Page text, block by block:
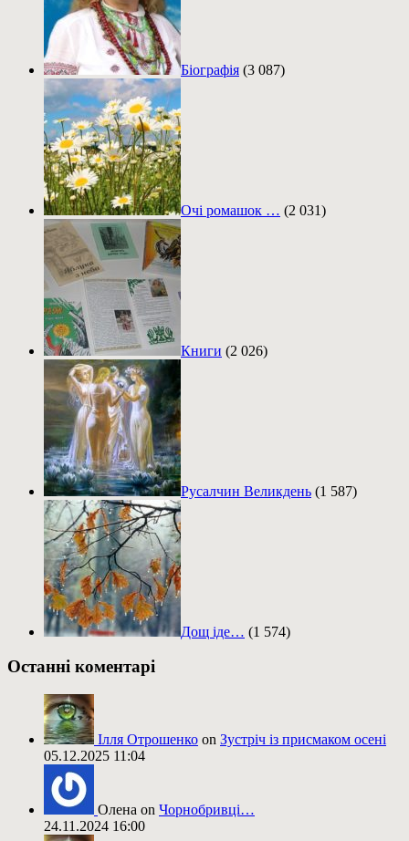
Біографія (3 087)
Очі ромашок … (2 031)
Книги (2 026)
Русалчин Великдень (1 587)
Дощ іде… (1 574)
Останні коментарі
Ілля Отрошенко on Зустріч із присмаком осені
05.12.2025 11:04
Олена on Чорнобривці…
24.11.2024 16:00